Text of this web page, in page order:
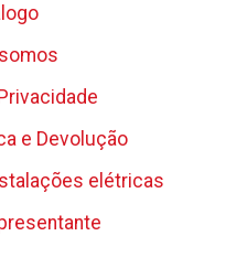
e Devolução
elétricas